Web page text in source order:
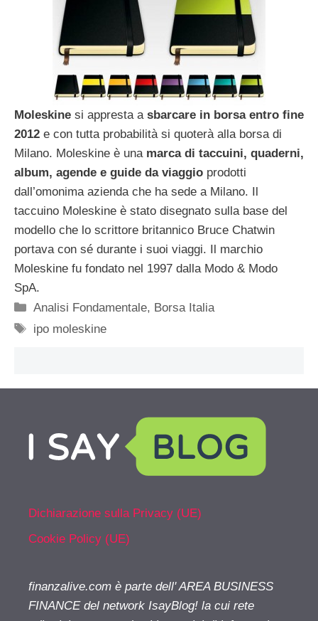
Moleskine si appresta a sbarcare in borsa entro fine
2012 e con tutta probabilità si quoterà alla borsa di
Milano. Moleskine è una marca di taccuini, quaderni,
album, agende e guide da viaggio prodotti
dall’omonima azienda che ha sede a Milano. Il
taccuino Moleskine è stato disegnato sulla base del
modello che lo scrittore britannico Bruce Chatwin
portava con sé durante i suoi viaggi. Il marchio
Moleskine fu fondato nel 1997 dalla Modo & Modo
SpA.
Categorie
Analisi Fondamentale, Borsa Italia
Tag
ipo moleskine
Dichiarazione sulla Privacy (UE)
Cookie Policy (UE)
finanzalive.com è parte dell' AREA BUSINESS
FINANCE del network IsayBlog! la cui rete